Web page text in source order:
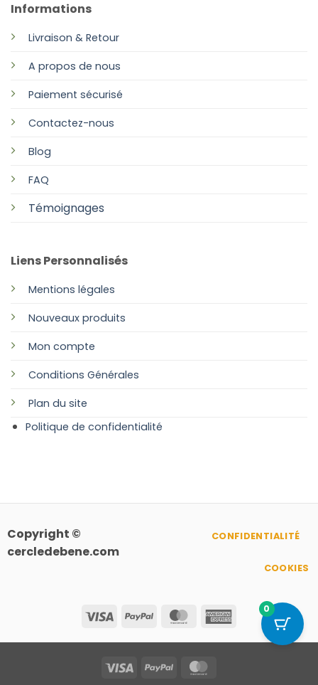
Informations
Livraison & Retour
A propos de nous
Paiement sécurisé
Contactez-nous
Blog
FAQ
Témoignages
Liens Personnalisés
Mentions légales
Nouveaux produits
Mon compte
Conditions Générales
Plan du site
Politique de confidentialité
Copyright ©
cercledebene.com
Visa PayPal MasterCardAmerican
Express
CONFIDENTIALITÉ
COOKIES
Visa PayPal
0